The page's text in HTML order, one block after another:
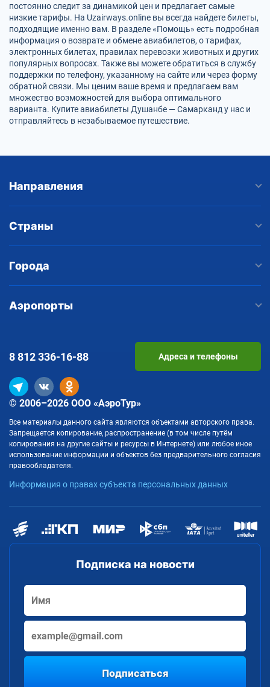
постоянно следит за динамикой цен и предлагает самые
низкие тарифы. На Uzairways.online вы всегда найдете билеты,
подходящие именно вам. В разделе «Помощь» есть подробная
информация о возврате и обмене авиабилетов, о тарифах,
электронных билетах, правилах перевозки животных и других
популярных вопросах. Также вы можете обратиться в службу
поддержки по телефону, указанному на сайте или через форму
обратной связи. Мы ценим ваше время и предлагаем вам
множество возможностей для выбора оптимального
варианта. Купите авиабилеты Душанбе — Самарканд у нас и
отправляйтесь в незабываемое путешествие.
Направления
Страны
Города
Аэропорты
Подписка на новости
Подписаться
© 2006–2026 ООО «АэроТур»
Все материалы данного сайта являются объектами авторского права.
Запрещается копирование, распространение (в том числе путём
копирования на другие сайты и ресурсы в Интернете) или любое иное
использование информации и объектов без предварительного согласия
правообладателя.
Информация о правах субъекта персональных данных
8 812336-16-88 Адреса и телефоны